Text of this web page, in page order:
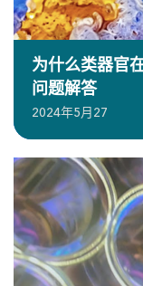
为什么类器官
问题解答
2024年5月27